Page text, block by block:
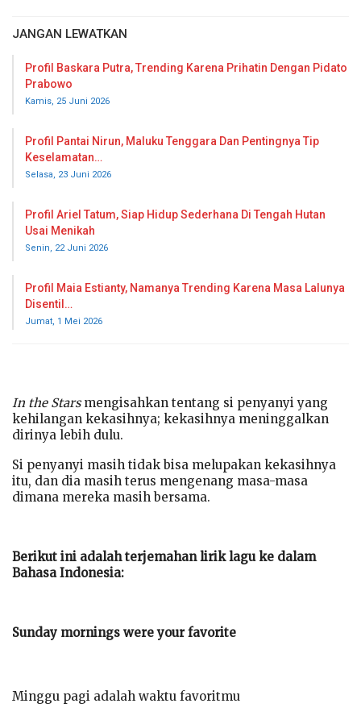
JANGAN LEWATKAN
Profil Baskara Putra, Trending Karena Prihatin Dengan Pidato
Prabowo
Kamis, 25 Juni 2026
Profil Pantai Nirun, Maluku Tenggara Dan Pentingnya Tip
Keselamatan…
Selasa, 23 Juni 2026
Profil Ariel Tatum, Siap Hidup Sederhana Di Tengah Hutan
Usai Menikah
Senin, 22 Juni 2026
Profil Maia Estianty, Namanya Trending Karena Masa Lalunya
Disentil…
Jumat, 1 Mei 2026
In the Starsmengisahkan tentang si penyanyi yang
kehilangan kekasihnya; kekasihnya meninggalkan
dirinya lebih dulu.
Si penyanyi masih tidak bisa melupakan kekasihnya
itu, dan dia masih terus mengenang masa-masa
dimana mereka masih bersama.
Berikut ini adalah terjemahan lirik lagu ke dalam
Bahasa Indonesia:
Sunday mornings were your favorite
Minggu pagi adalah waktu favoritmu